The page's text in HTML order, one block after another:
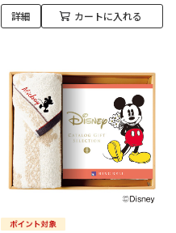
詳細 カートに入れる